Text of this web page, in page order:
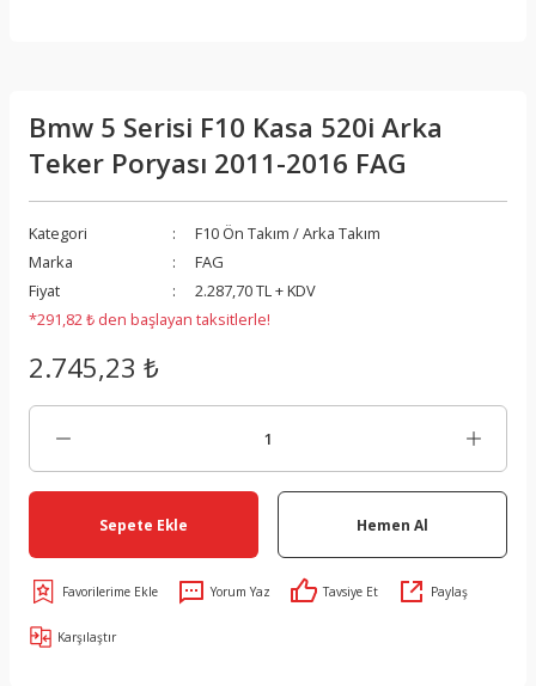
Bmw 5 Serisi F10 Kasa 520i Arka
Teker Poryası 2011-2016 FAG
Kategori
F10 Ön Takım / Arka Takım
Marka
FAG
Fiyat
2.287,70 TL + KDV
*291,82 ₺ den başlayan taksitlerle!
2.745,23 ₺
Sepete Ekle Hemen Al
Yorum Yaz Tavsiye Et Paylaş
Karşılaştır